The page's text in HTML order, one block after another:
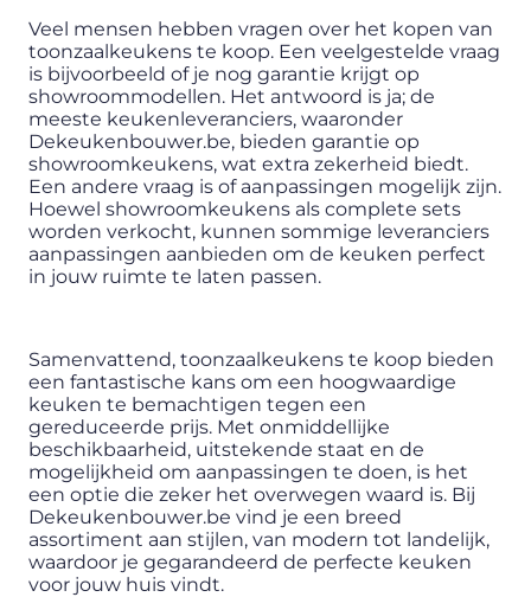
Veel mensen hebben vragen over het kopen van
toonzaalkeukens te koop. Een veelgestelde vraag
is bijvoorbeeld of je nog garantie krijgt op
showroommodellen. Het antwoord is ja; de
meeste keukenleveranciers, waaronder
Dekeukenbouwer.be, bieden garantie op
showroomkeukens, wat extra zekerheid biedt.
Een andere vraag is of aanpassingen mogelijk zijn.
Hoewel showroomkeukens als complete sets
worden verkocht, kunnen sommige leveranciers
aanpassingen aanbieden om de keuken perfect
in jouw ruimte te laten passen.
Samenvattend, toonzaalkeukens te koop bieden
een fantastische kans om een hoogwaardige
keuken te bemachtigen tegen een
gereduceerde prijs. Met onmiddellijke
beschikbaarheid, uitstekende staat en de
mogelijkheid om aanpassingen te doen, is het
een optie die zeker het overwegen waard is. Bij
Dekeukenbouwer.be vind je een breed
assortiment aan stijlen, van modern tot landelijk,
waardoor je gegarandeerd de perfecte keuken
voor jouw huis vindt.